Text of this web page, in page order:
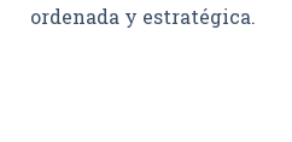
ordenada y estratégica.